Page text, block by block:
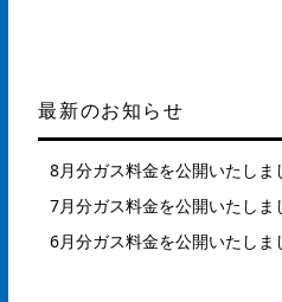
最新のお知らせ
8月分ガス料金を公開いたしま
7月分ガス料金を公開いたしま
6月分ガス料金を公開いたしま